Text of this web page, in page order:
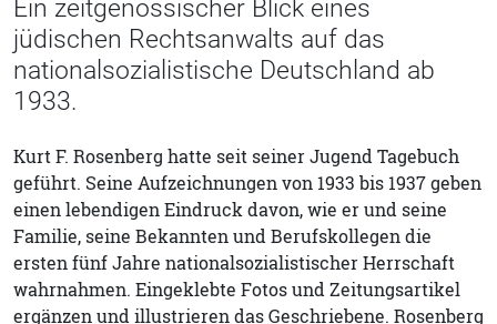
Ein zeitgenössischer Blick eines
jüdischen Rechtsanwalts auf das
nationalsozialistische Deutschland ab
1933.
Kurt F. Rosenberg hatte seit seiner Jugend Tagebuch
geführt. Seine Aufzeichnungen von 1933 bis 1937 geben
einen lebendigen Eindruck davon, wie er und seine
Familie, seine Bekannten und Berufskollegen die
ersten fünf Jahre nationalsozialistischer Herrschaft
wahrnahmen. Eingeklebte Fotos und Zeitungsartikel
ergänzen und illustrieren das Geschriebene. Rosenberg